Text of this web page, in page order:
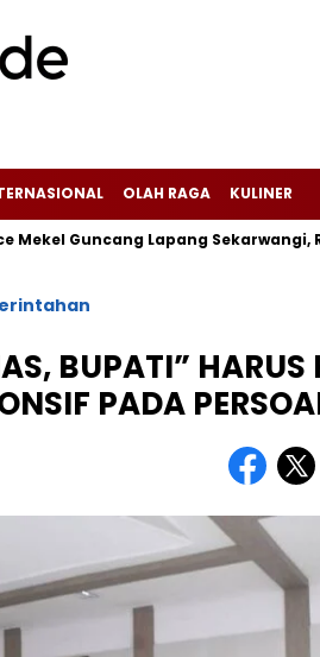
OLAH RAGA KULINER
Lapang Sekarwangi, Ribuan
BUPATI” HARUS
PADA